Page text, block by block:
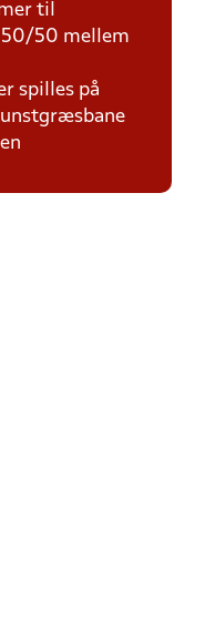
til
50/50 mellem
spilles på